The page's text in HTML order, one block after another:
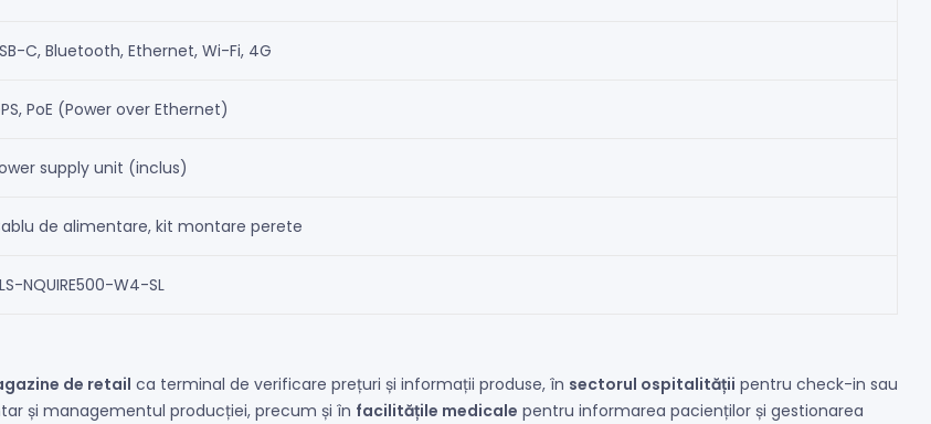
C, Bluetooth, Ethernet, Wi-Fi, 4G
PoE (Power over Ethernet)
supply unit (inclus)
de alimentare, kit montare perete
NQUIRE500-W4-SL
de retail ca terminal de verificare prețuri și informații produse, în sectorul ospitalității pentru check-in sau
și managementul producției, precum și în facilitățile medicale pentru informarea pacienților și gestionarea